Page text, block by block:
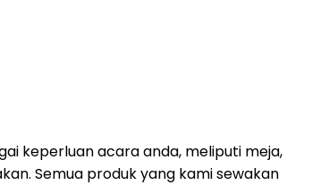
keperluan acara anda, meliputi meja,
Semua produk yang kami sewakan